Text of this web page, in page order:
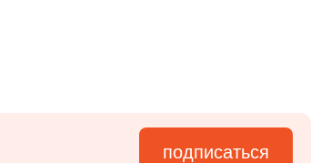
подписаться